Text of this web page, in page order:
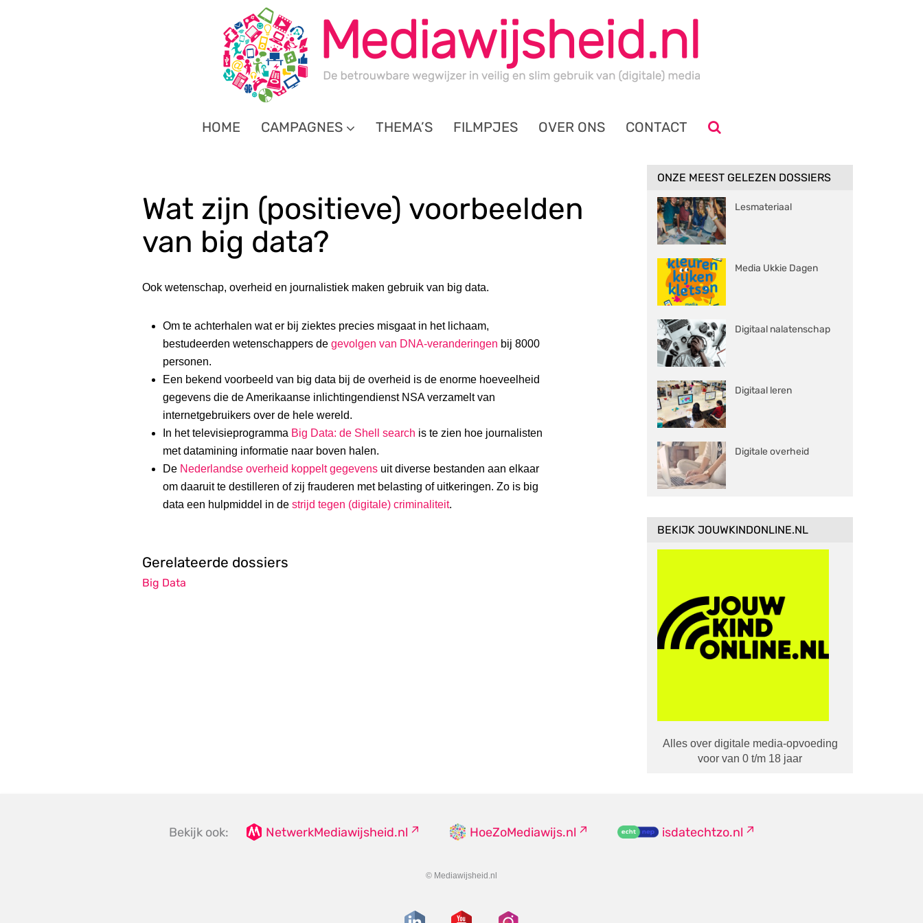
HOME CAMPAGNES THEMA’S FILMPJES OVER ONS CONTACT
Wat zijn (positieve) voorbeelden
van big data?
Ook wetenschap, overheid en journalistiek maken gebruik van big data.
Om te achterhalen wat er bij ziektes precies misgaat in het lichaam,
bestudeerden wetenschappers de gevolgen van DNA-veranderingen bij 8000
personen.
Een bekend voorbeeld van big data bij de overheid is de enorme hoeveelheid
gegevens die de Amerikaanse inlichtingendienst NSA verzamelt van
internetgebruikers over de hele wereld.
In het televisieprogramma Big Data: de Shell search is te zien hoe journalisten
met datamining informatie naar boven halen.
De Nederlandse overheid koppelt gegevens uit diverse bestanden aan elkaar
om daaruit te destilleren of zij frauderen met belasting of uitkeringen. Zo is big
data een hulpmiddel in de strijd tegen (digitale) criminaliteit.
Gerelateerde dossiers
Big Data
ONZE MEEST GELEZEN DOSSIERS
Lesmateriaal
Media Ukkie Dagen
Digitaal nalatenschap
Digitaal leren
Digitale overheid
BEKIJK JOUWKINDONLINE.NL
Alles over digitale media-opvoeding
voor van 0 t/m 18 jaar
Bekijk ook: NetwerkMediawijsheid.nl HoeZoMediawijs.nl isdatechtzo.nl
© Mediawijsheid.nl